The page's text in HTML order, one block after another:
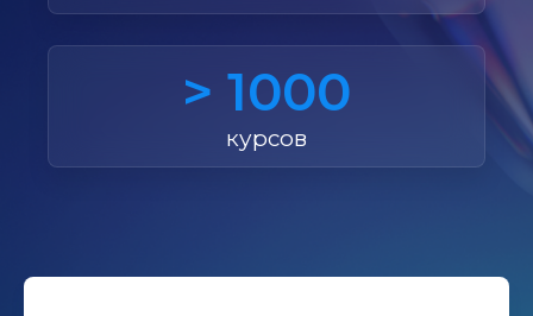
> 1000
курсов